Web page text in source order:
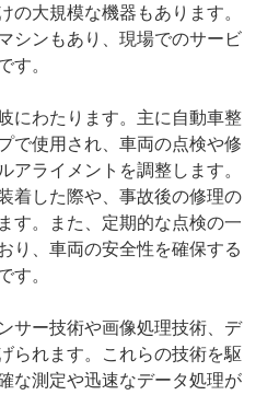
の大規模な機器もあります。
シンもあり、現場でのサービ
す。
にわたります。主に自動車整
で使用され、車両の点検や修
アライメントを調整します。
着した際や、事故後の修理の
す。また、定期的な点検の一
り、車両の安全性を確保する
す。
サー技術や画像処理技術、デ
られます。これらの技術を駆
な測定や迅速なデータ処理が